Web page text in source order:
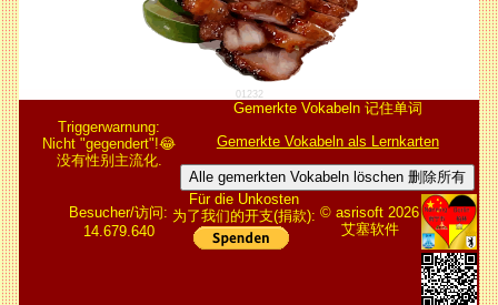
01232
Triggerwarnung:
Nicht "gegendert"!😂
没有性别主流化.
Gemerkte Vokabeln 记住单词
Gemerkte Vokabeln als Lernkarten
Alle gemerkten Vokabeln löschen 删除所有
Besucher/访问:
14.679.640
Für die Unkosten
为了我们的开支(捐款): © asrisoft 2026
艾塞软件